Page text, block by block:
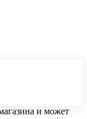
и может